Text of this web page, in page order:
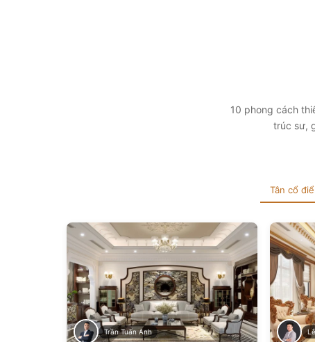
10 phong cách
trúc sư,
Tân cổ
Trần Tuấn Anh